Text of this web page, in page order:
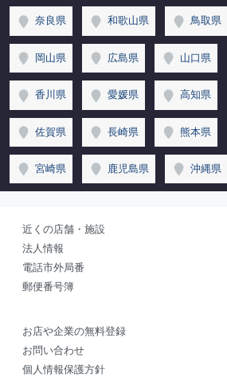
奈良県 和歌山県 鳥取県
岡山県 広島県 山口県
香川県 愛媛県 高知県
佐賀県 長崎県 熊本県
宮崎県 鹿児島県 沖縄県
近くの店舗・施設
法人情報
電話市外局番
郵便番号簿
お店や企業の無料登録
お問い合わせ
個人情報保護方針